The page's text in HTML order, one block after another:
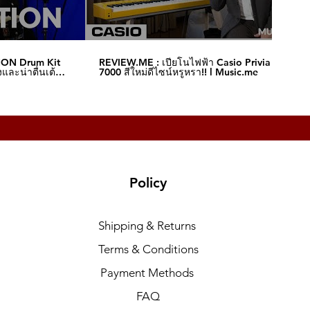
Drum Kit
ละน่าตื่นเต้น‼️
REVIEW.ME : เปียโนไฟฟ้า Casio Privia S-
7000 สีใหม่ดีไซน์หรูหรา!! l Music.me
Policy
Shipping & Returns
Terms & Conditions
Payment Methods
FAQ